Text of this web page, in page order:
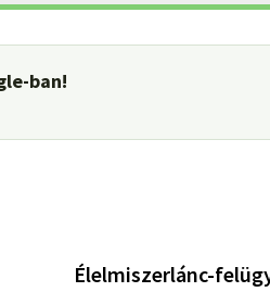
ban!
Élelmiszerlánc-